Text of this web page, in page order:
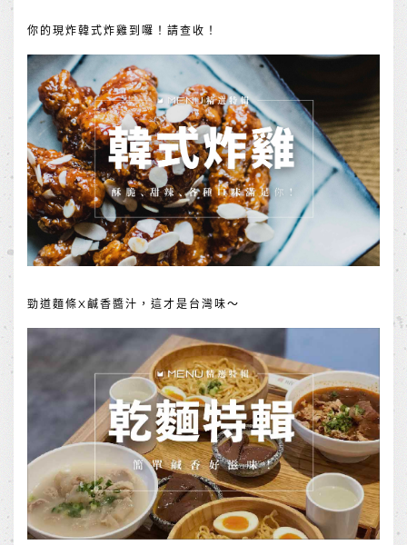
你的現炸韓式炸雞到囉！請查收！
勁道麵條X鹹香醬汁，這才是台灣味～